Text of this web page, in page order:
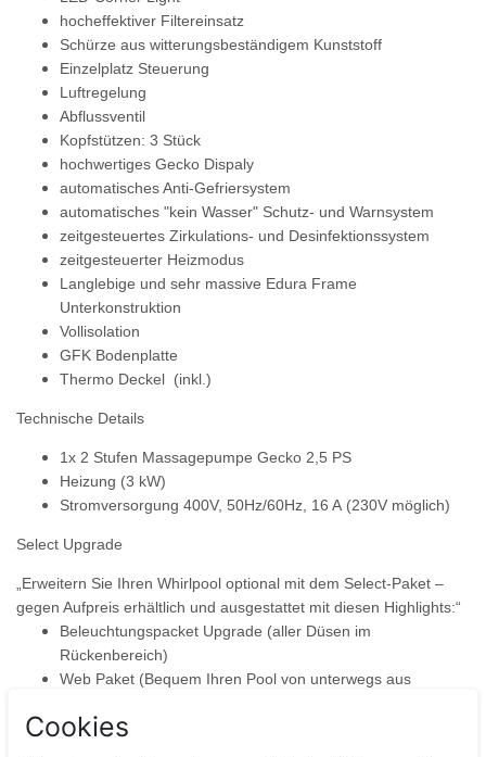
hocheffektiver Filtereinsatz
Schürze aus witterungsbeständigem Kunststoff
Einzelplatz Steuerung
Luftregelung
Abflussventil
Kopfstützen: 3 Stück
hochwertiges Gecko Dispaly
automatisches Anti-Gefriersystem
automatisches "kein Wasser" Schutz- und Warnsystem
zeitgesteuertes Zirkulations- und Desinfektionssystem
zeitgesteuerter Heizmodus
Langlebige und sehr massive Edura Frame
Unterkonstruktion
Vollisolation
GFK Bodenplatte
Thermo Deckel (inkl.)
Technische Details
1x 2 Stufen Massagepumpe Gecko 2,5 PS
Heizung (3 kW)
Stromversorgung 400V, 50Hz/60Hz, 16 A (230V möglich)
Select Upgrade
„Erweitern Sie Ihren Whirlpool optional mit dem Select-Paket –
gegen Aufpreis erhältlich und ausgestattet mit diesen Highlights:“
Beleuchtungspacket Upgrade (aller Düsen im
Rückenbereich)
Web Paket (Bequem Ihren Pool von unterwegs aus
Düsenupgrade (Edelstahlblenden anstatt Kunstoff) wertet
Cookies